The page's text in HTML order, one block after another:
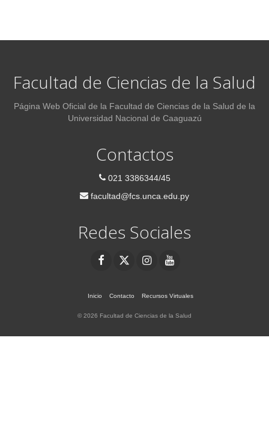
Facultad de Ciencias de la Salud
Página Web Oficial de la Facultad de Ciencias de la Salud de la
Universidad Nacional de Caaguazú
Contactos
021 3386344/45
facultad@fcs.unca.edu.py
Redes Sociales
Inicio Contacto Recursos Virtuales
© 2026 Facultad de Ciencias de la Salud